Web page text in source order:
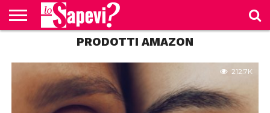
PRODOTTI AMAZON
212.7K